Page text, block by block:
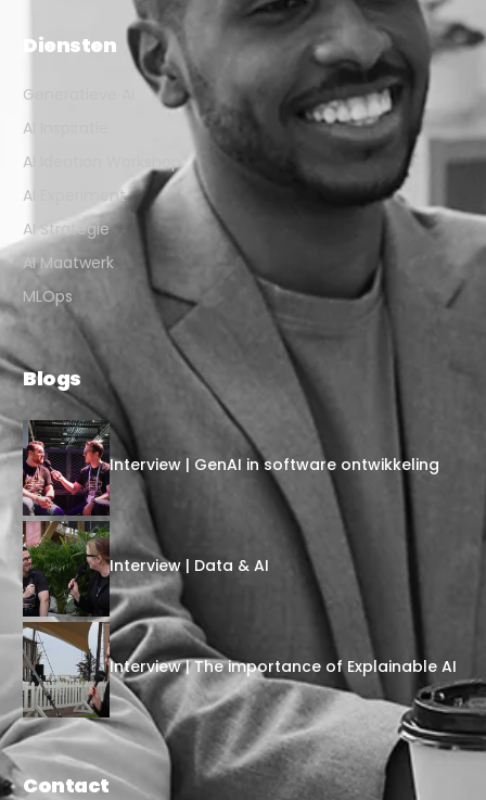
Diensten
Generatieve AI
AI Inspiratie
AI Ideation Workshop
AI Experiment
AI Strategie
AI Maatwerk
MLOps
Blogs
Interview | GenAI in software ontwikkeling
Interview | Data & AI
Interview | The importance of Explainable AI
Contact